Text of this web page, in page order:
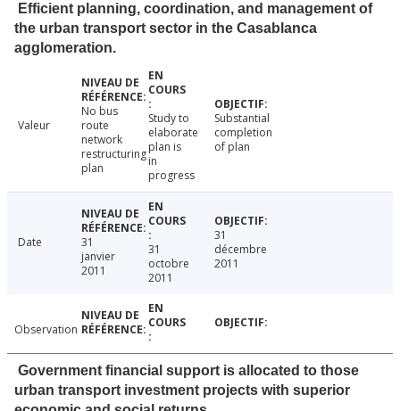
Efficient planning, coordination, and management of
the urban transport sector in the Casablanca
agglomeration.
Valeur
No bus
route
network
restructuring
plan
Study to
elaborate
plan is
in
progress
Substantial
completion
of plan
Date
31
janvier
2011
31
octobre
2011
31
décembre
2011
Observation
Government financial support is allocated to those
urban transport investment projects with superior